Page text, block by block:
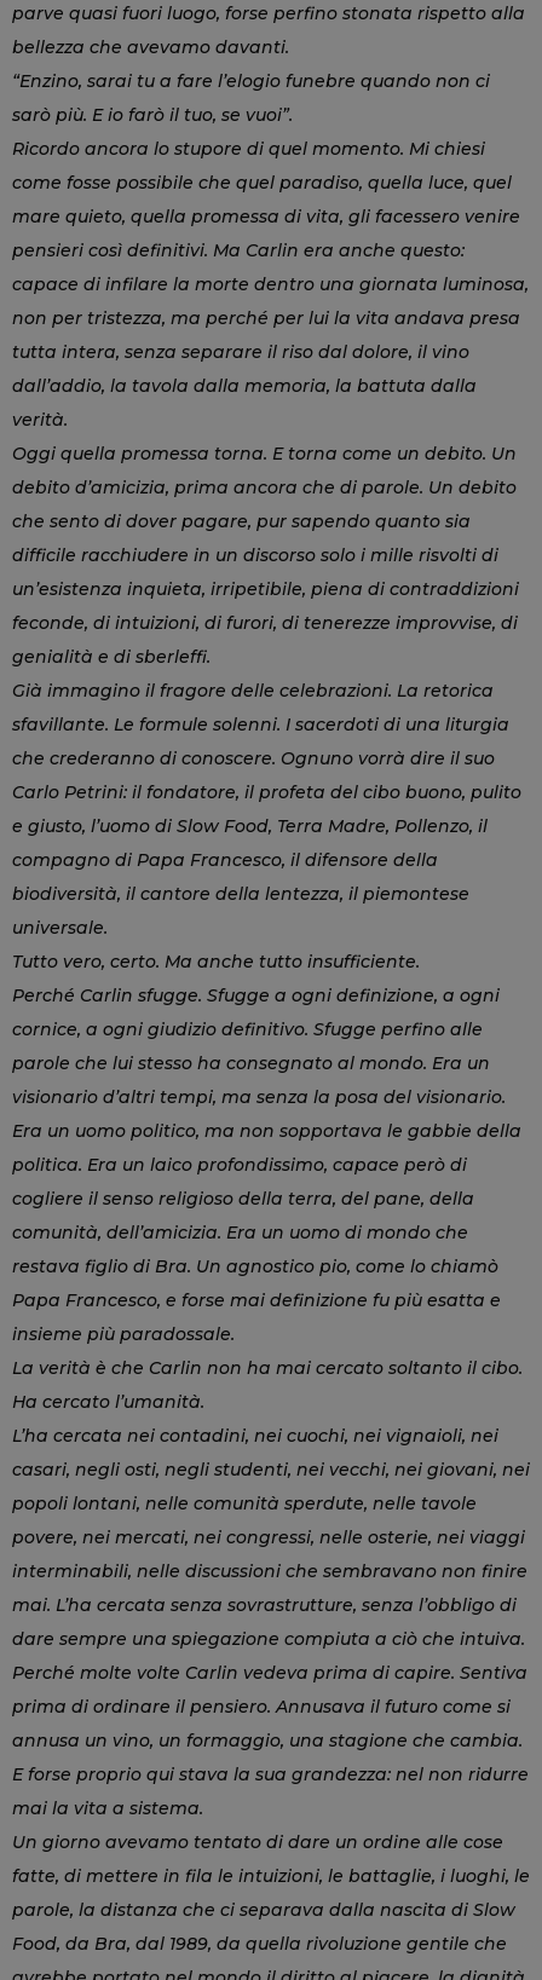
parve quasi fuori luogo, forse perfino stonata rispetto alla
bellezza che avevamo davanti.
“Enzino, sarai tu a fare l’elogio funebre quando non ci
sarò più. E io farò il tuo, se vuoi”.
Ricordo ancora lo stupore di quel momento. Mi chiesi
come fosse possibile che quel paradiso, quella luce, quel
mare quieto, quella promessa di vita, gli facessero venire
pensieri così definitivi. Ma Carlin era anche questo:
capace di infilare la morte dentro una giornata luminosa,
non per tristezza, ma perché per lui la vita andava presa
tutta intera, senza separare il riso dal dolore, il vino
dall’addio, la tavola dalla memoria, la battuta dalla
verità.
Oggi quella promessa torna. E torna come un debito. Un
debito d’amicizia, prima ancora che di parole. Un debito
che sento di dover pagare, pur sapendo quanto sia
difficile racchiudere in un discorso solo i mille risvolti di
un’esistenza inquieta, irripetibile, piena di contraddizioni
feconde, di intuizioni, di furori, di tenerezze improvvise, di
genialità e di sberleffi.
Già immagino il fragore delle celebrazioni. La retorica
sfavillante. Le formule solenni. I sacerdoti di una liturgia
che crederanno di conoscere. Ognuno vorrà dire il suo
Carlo Petrini: il fondatore, il profeta del cibo buono, pulito
e giusto, l’uomo di Slow Food, Terra Madre, Pollenzo, il
compagno di Papa Francesco, il difensore della
biodiversità, il cantore della lentezza, il piemontese
universale.
Tutto vero, certo. Ma anche tutto insufficiente.
Perché Carlin sfugge. Sfugge a ogni definizione, a ogni
cornice, a ogni giudizio definitivo. Sfugge perfino alle
parole che lui stesso ha consegnato al mondo. Era un
visionario d’altri tempi, ma senza la posa del visionario.
Era un uomo politico, ma non sopportava le gabbie della
politica. Era un laico profondissimo, capace però di
cogliere il senso religioso della terra, del pane, della
comunità, dell’amicizia. Era un uomo di mondo che
restava figlio di Bra. Un agnostico pio, come lo chiamò
Papa Francesco, e forse mai definizione fu più esatta e
insieme più paradossale.
La verità è che Carlin non ha mai cercato soltanto il cibo.
Ha cercato l’umanità.
L’ha cercata nei contadini, nei cuochi, nei vignaioli, nei
casari, negli osti, negli studenti, nei vecchi, nei giovani, nei
popoli lontani, nelle comunità sperdute, nelle tavole
povere, nei mercati, nei congressi, nelle osterie, nei viaggi
interminabili, nelle discussioni che sembravano non finire
mai. L’ha cercata senza sovrastrutture, senza l’obbligo di
dare sempre una spiegazione compiuta a ciò che intuiva.
Perché molte volte Carlin vedeva prima di capire. Sentiva
prima di ordinare il pensiero. Annusava il futuro come si
annusa un vino, un formaggio, una stagione che cambia.
E forse proprio qui stava la sua grandezza: nel non ridurre
mai la vita a sistema.
Un giorno avevamo tentato di dare un ordine alle cose
fatte, di mettere in fila le intuizioni, le battaglie, i luoghi, le
parole, la distanza che ci separava dalla nascita di Slow
Food, da Bra, dal 1989, da quella rivoluzione gentile che